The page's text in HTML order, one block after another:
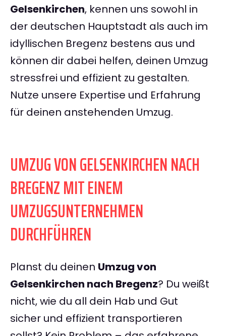
Gelsenkirchen, kennen uns sowohl in
der deutschen Hauptstadt als auch im
idyllischen Bregenz bestens aus und
können dir dabei helfen, deinen Umzug
stressfrei und effizient zu gestalten.
Nutze unsere Expertise und Erfahrung
für deinen anstehenden Umzug.
UMZUG VON GELSENKIRCHEN NACH
BREGENZ MIT EINEM
UMZUGSUNTERNEHMEN
DURCHFÜHREN
Planst du deinen Umzug von
Gelsenkirchen nach Bregenz? Du weißt
nicht, wie du all dein Hab und Gut
sicher und effizient transportieren